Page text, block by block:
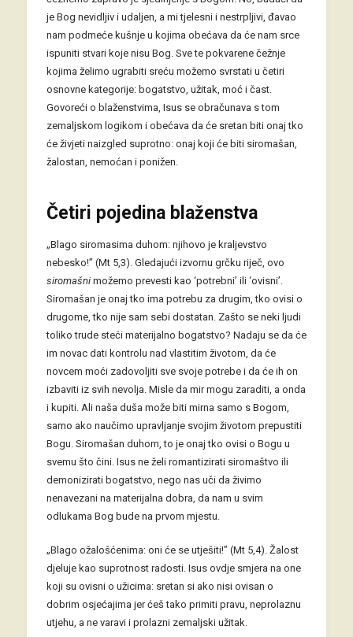
je Bog nevidljiv i udaljen, a mi tjelesni i nestrpljivi, đavao
nam podmeće kušnje u kojima obećava da će nam srce
ispuniti stvari koje nisu Bog. Sve te pokvarene čežnje
kojima želimo ugrabiti sreću možemo svrstati u četiri
osnovne kategorije: bogatstvo, užitak, moć i čast.
Govoreći o blaženstvima, Isus se obračunava s tom
zemaljskom logikom i obećava da će sretan biti onaj tko
će živjeti naizgled suprotno: onaj koji će biti siromašan,
žalostan, nemoćan i ponižen.
Četiri pojedina blaženstva
„Blago siromasima duhom: njihovo je kraljevstvo
nebesko!” (Mt 5,3). Gledajući izvornu grčku riječ, ovo
siromašnimožemo prevesti kao ‘potrebni’ ili ‘ovisni’.
Siromašan je onaj tko ima potrebu za drugim, tko ovisi o
drugome, tko nije sam sebi dostatan. Zašto se neki ljudi
toliko trude steći materijalno bogatstvo? Nadaju se da će
im novac dati kontrolu nad vlastitim životom, da će
novcem moći zadovoljiti sve svoje potrebe i da će ih on
izbaviti iz svih nevolja. Misle da mir mogu zaraditi, a onda
i kupiti. Ali naša duša može biti mirna samo s Bogom,
samo ako naučimo upravljanje svojim životom prepustiti
Bogu. Siromašan duhom, to je onaj tko ovisi o Bogu u
svemu što čini. Isus ne želi romantizirati siromaštvo ili
demonizirati bogatstvo, nego nas uči da živimo
nenavezani na materijalna dobra, da nam u svim
odlukama Bog bude na prvom mjestu.
„Blago ožalošćenima: oni će se utješiti!” (Mt 5,4). Žalost
djeluje kao suprotnost radosti. Isus ovdje smjera na one
koji su ovisni o užicima: sretan si ako nisi ovisan o
dobrim osjećajima jer ćeš tako primiti pravu, neprolaznu
utjehu, a ne varavi i prolazni zemaljski užitak.